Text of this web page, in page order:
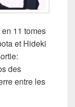
11 tomes
et Hideki
des
entre les
Mangas de la